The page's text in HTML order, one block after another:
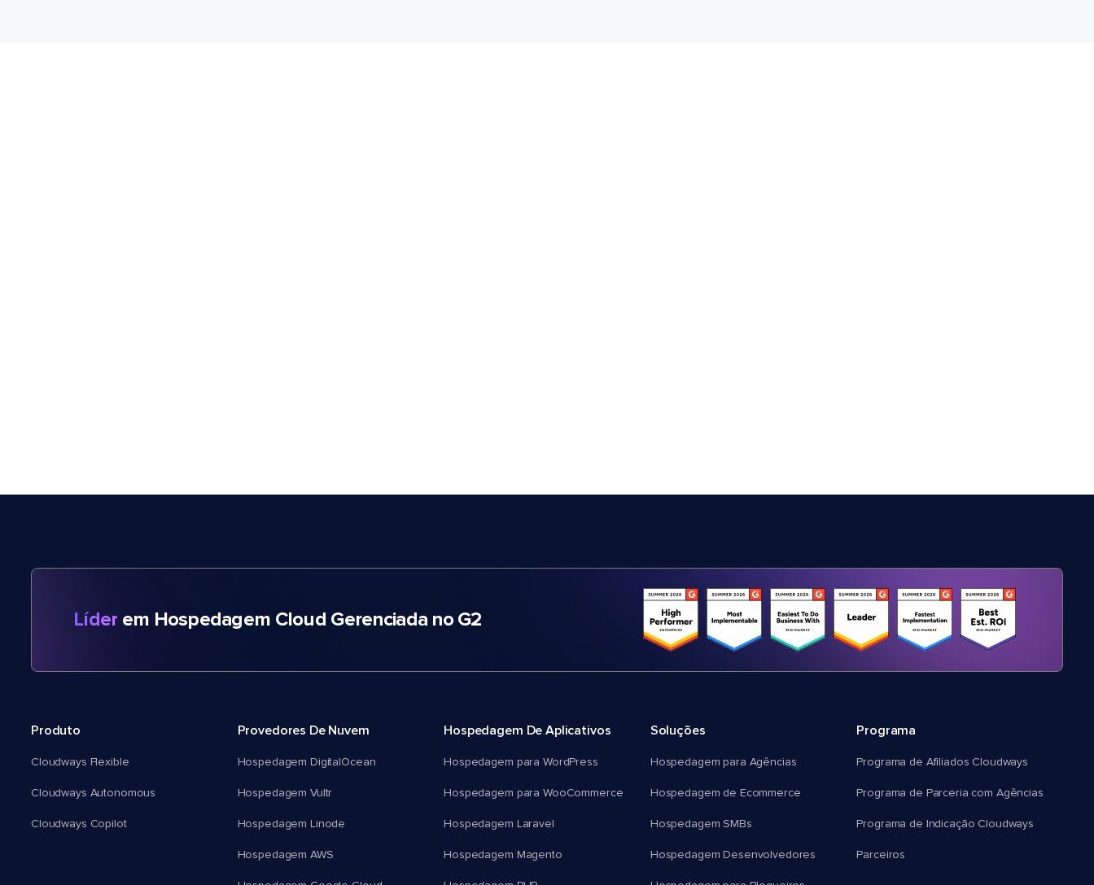
Líder em Hospedagem Cloud Gerenciada no G2
Produto
Cloudways Flexible
Cloudways Autonomous
Cloudways Copilot
Provedores De Nuvem
Hospedagem DigitalOcean
Hospedagem Vultr
Hospedagem Linode
Hospedagem AWS
Hospedagem De Aplicativos
Hospedagem para WordPress
Hospedagem para WooCommerce
Hospedagem Laravel
Hospedagem Magento
Soluções
Hospedagem para Agências
Hospedagem de Ecommerce
Hospedagem SMBs
Hospedagem Desenvolvedores
Programa
Programa de Afiliados Cloudways
Programa de Parceria com Agências
Programa de Indicação Cloudways
Parceiros